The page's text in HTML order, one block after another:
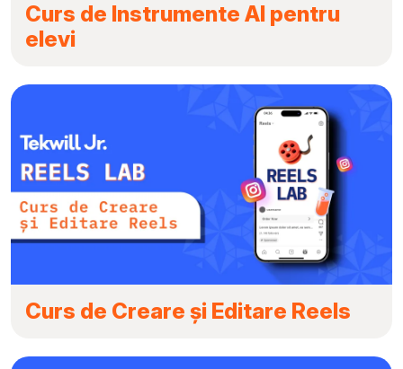
Curs de Instrumente AI pentru
elevi
Curs de Creare și Editare Reels